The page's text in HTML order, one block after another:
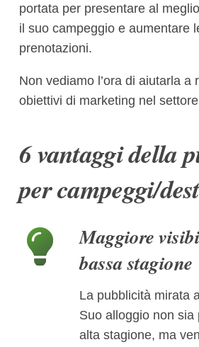
portata per presentare al
il suo campeggio e aumentare
prenotazioni.
Non vediamo l’ora di aiutarla a
obiettivi di marketing nel
6 vantaggi della
per campeggi/
Maggiore
bassa stagione
La pubblicità mirata
Suo alloggio non sia
alta stagione, ma